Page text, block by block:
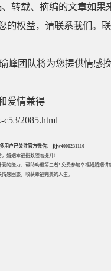
转载、摘编的文章如
权益，请联系我们。
峰团队将为您提供情
爱情兼得
2085.html
用户已关注官方微信： jljw4000231110
婚姻幸福指数随着提升！
爱的能力、帮助劝退第三者! 免费参加幸福婚婚姻讲
感困惑，收获幸福完美的人生。